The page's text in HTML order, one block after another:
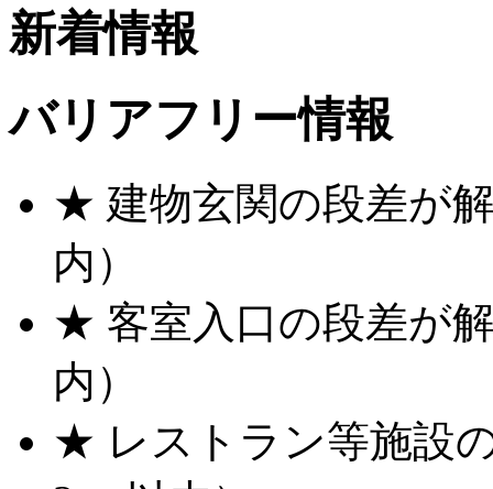
新着情報
バリアフリー情報
★ 建物玄関の段差が
内）
★ 客室入口の段差が
内）
★ レストラン等施設